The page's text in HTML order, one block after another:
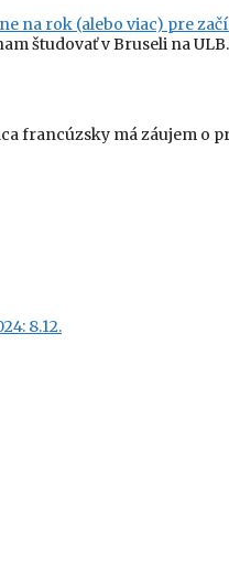
na rok (alebo viac) pre
študovať v Bruseli na
francúzsky má záujem o
8.12.